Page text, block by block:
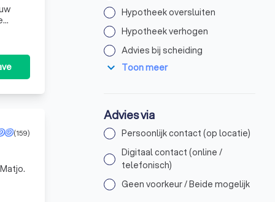
(159)
Hypotheek oversluiten
Hypotheek verhogen
Advies bij scheiding
expand_more Toon meer
Advies via
Persoonlijk contact (op locatie)
Digitaal contact (online /
telefonisch)
Geen voorkeur / Beide mogelijk